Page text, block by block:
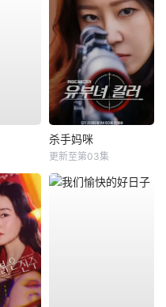
杀手妈咪
更新至第03集